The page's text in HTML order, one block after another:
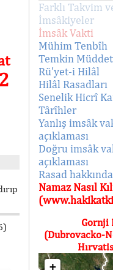
Farklı Takvim
İmsâkiyeler
İmsâk Vakti
Mühim Tenbîh
Temkin
Rü'yet-i Hilâl
Hilâl Rasadları
Senelik Hicrî
Târîhler
Yanlış imsâk
açıklaması
Doğru imsâk
açıklaması
Rasad
Namaz Nasıl
Gornji
(Dubrovacko-
+